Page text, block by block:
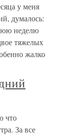
у меня
думалось:
неделю
тяжелых
жалко
что
За все